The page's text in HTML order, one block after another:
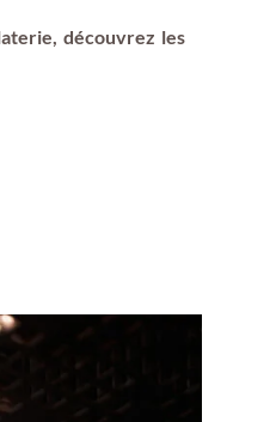
découvrez les